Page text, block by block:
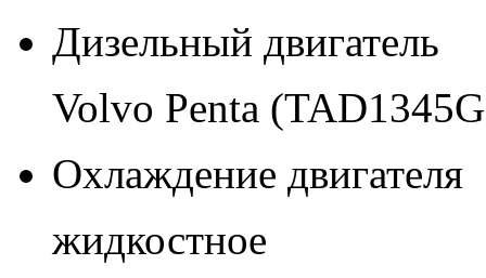
Дизельный двигатель
Volvo Penta
Охлаждение двигателя
жидкостное